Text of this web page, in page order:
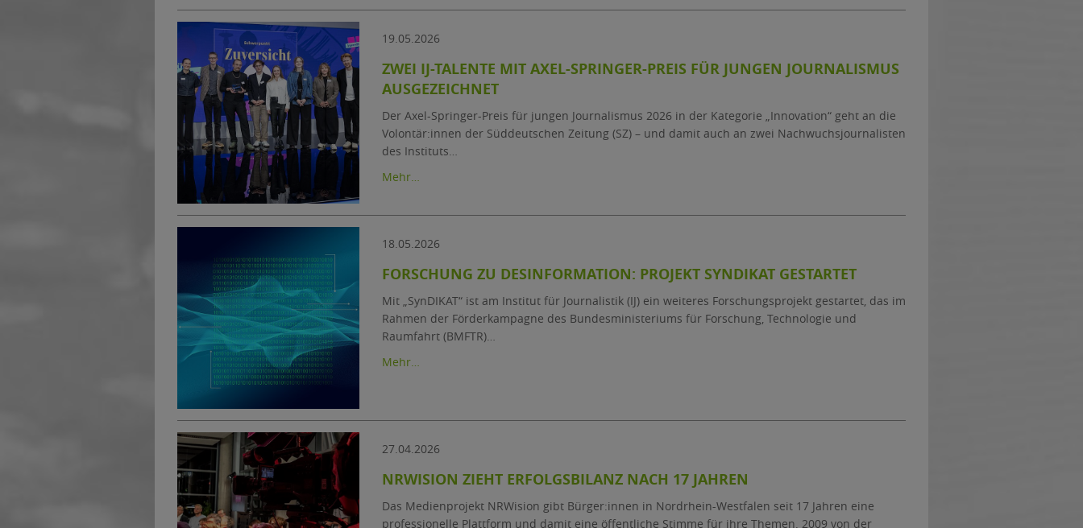
19.05.2026
ZWEI IJ-TALENTE MIT AXEL-SPRINGER-PREIS FÜR JUNGEN JOURNALISMUS
AUSGEZEICHNET
Der Axel-Springer-Preis für jungen Journalismus 2026 in der Kategorie „Innovation“ geht an die
Volontär:innen der Süddeutschen Zeitung (SZ) – und damit auch an zwei Nachwuchsjournalisten
des Instituts…
Mehr…
18.05.2026
FORSCHUNG ZU DESINFORMATION: PROJEKT SYNDIKAT GESTARTET
Mit „SynDIKAT“ ist am Institut für Journalistik (IJ) ein weiteres Forschungsprojekt gestartet, das im
Rahmen der Förderkampagne des Bundesministeriums für Forschung, Technologie und
Raumfahrt (BMFTR)…
Mehr…
27.04.2026
NRWISION ZIEHT ERFOLGSBILANZ NACH 17 JAHREN
Das Medienprojekt NRWision gibt Bürger:innen in Nordrhein-Westfalen seit 17 Jahren eine
professionelle Plattform und damit eine öffentliche Stimme für ihre Themen. 2009 von der